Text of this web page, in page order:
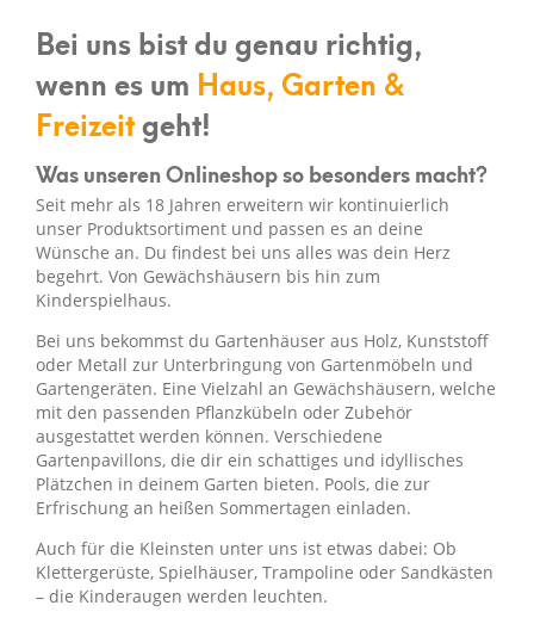
Bei uns bist du genau richtig,
wenn es um Haus, Garten &
Freizeitgeht!
Was unseren Onlineshop so besonders macht?
Seit mehr als 18 Jahren erweitern wir kontinuierlich
unser Produktsortiment und passen es an deine
Wünsche an. Du findest bei uns alles was dein Herz
begehrt. Von Gewächshäusern bis hin zum
Kinderspielhaus.
Bei uns bekommst du Gartenhäuser aus Holz, Kunststoff
oder Metall zur Unterbringung von Gartenmöbeln und
Gartengeräten. Eine Vielzahl an Gewächshäusern, welche
mit den passenden Pflanzkübeln oder Zubehör
ausgestattet werden können. Verschiedene
Gartenpavillons, die dir ein schattiges und idyllisches
Plätzchen in deinem Garten bieten. Pools, die zur
Erfrischung an heißen Sommertagen einladen.
Auch für die Kleinsten unter uns ist etwas dabei: Ob
Klettergerüste, Spielhäuser, Trampoline oder Sandkästen
– die Kinderaugen werden leuchten.